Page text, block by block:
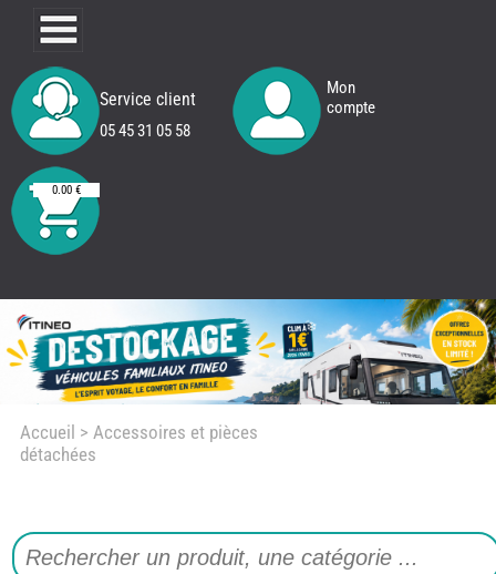
Service client
05 45 31 05 58
Mon
compte
0.00 €
Accueil > Accessoires et pièces
détachées